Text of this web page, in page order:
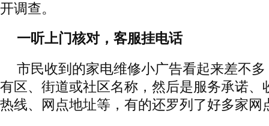
开调查。
一听上门核对，客服挂电话
市民收到的家电维修小广告看起来差不
有区、街道或社区名称，然后是服务承诺、
热线、网点地址等，有的还罗列了好多家网